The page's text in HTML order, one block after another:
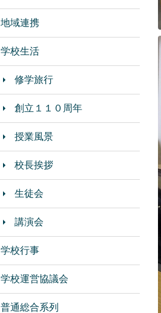
地域連携
学校生活
修学旅行
創立１１０周年
授業風景
校長挨拶
生徒会
講演会
学校行事
学校運営協議会
普通総合系列